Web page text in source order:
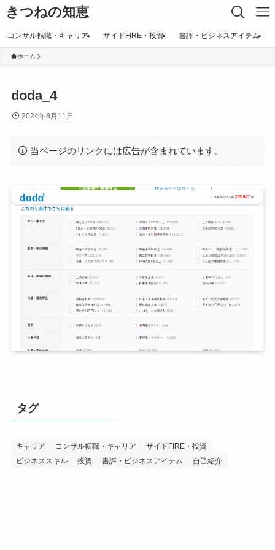
きつねの知恵
コンサル転職・キャリア サイドFIRE・投資 書評・ビジネスアイテム
ホーム
doda_4
2024年8月11日
当ページのリンクには広告が含まれています。
タグ
キャリア コンサル転職・キャリア
サイドFIRE・投資
ビジネススキル
投資 書評・ビジネスアイテム 自己紹介